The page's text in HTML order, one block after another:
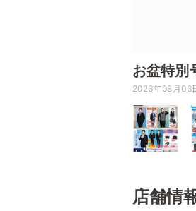
お盆特別
2026年08月06
店舗情